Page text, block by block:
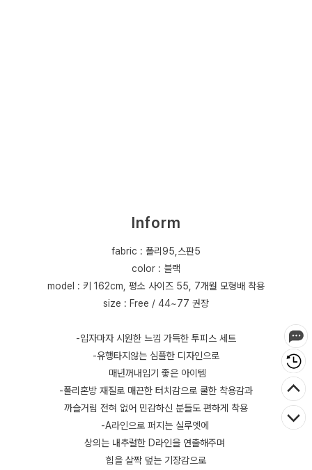
Inform
fabric : 폴리95,스판5
color : 블랙
model : 키 162cm, 평소 사이즈 55, 7개월 모형배 착용
size : Free / 44~77 권장
-입자마자 시원한 느낌 가득한 투피스 세트
-유행타지않는 심플한 디자인으로
매년꺼내입기 좋은 아이템
-폴리혼방 재질로 매끈한 터치감으로 쿨한 착용감과
까슬거림 전혀 없어 민감하신 분들도 편하게 착용
-A라인으로 퍼지는 실루엣에
상의는 내추럴한 D라인을 연출해주며
힙을 살짝 덮는 기장감으로